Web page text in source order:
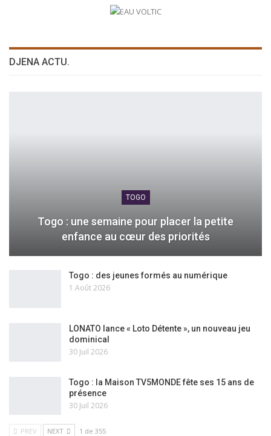
DJENA ACTU.
TOGO
Togo : une semaine pour placer la petite
enfance au cœur des priorités
Togo : des jeunes formés au numérique
1 Août 2026
LONATO lance « Loto Détente », un nouveau jeu
dominical
30 Juil 2026
Togo : la Maison TV5MONDE fête ses 15 ans de
présence
30 Juil 2026
PREV NEXT 1 de 355